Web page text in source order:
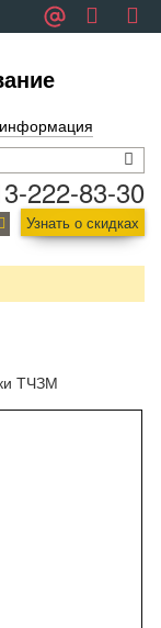
информация
222-83-30
Узнать о скидках
ТЧЗМ